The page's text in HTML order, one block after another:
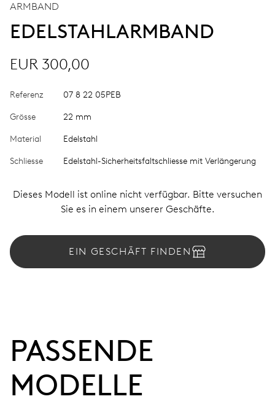
ARMBAND
EDELSTAHLARMBAND
EUR 300,00
Referenz 07 8 22 05PEB
Grösse 22 mm
Material Edelstahl
Schliesse Edelstahl-Sicherheitsfaltschliesse mit Verlängerung
Dieses Modell ist online nicht verfügbar. Bitte versuchen
Sie es in einem unserer Geschäfte.
EIN GESCHÄFT FINDEN
PASSENDE
MODELLE